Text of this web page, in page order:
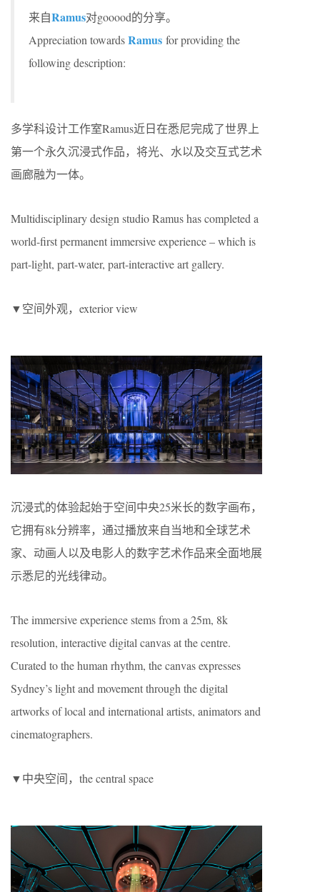
来自Ramus对gooood的分享。
Appreciation towardsRamus for providing the
following description:
多学科设计工作室Ramus近日在悉尼完成了世界上
第一个永久沉浸式作品，将光、水以及交互式艺术
画廊融为一体。
Multidisciplinary design studio Ramus has completed a
world-first permanent immersive experience – which is
part-light, part-water, part-interactive art gallery.
▼空间外观，exterior view
沉浸式的体验起始于空间中央25米长的数字画布，
它拥有8k分辨率，通过播放来自当地和全球艺术
家、动画人以及电影人的数字艺术作品来全面地展
示悉尼的光线律动。
The immersive experience stems from a 25m, 8k
resolution, interactive digital canvas at the centre.
Curated to the human rhythm, the canvas expresses
Sydney’s light and movement through the digital
artworks of local and international artists, animators and
cinematographers.
▼中央空间，the central space